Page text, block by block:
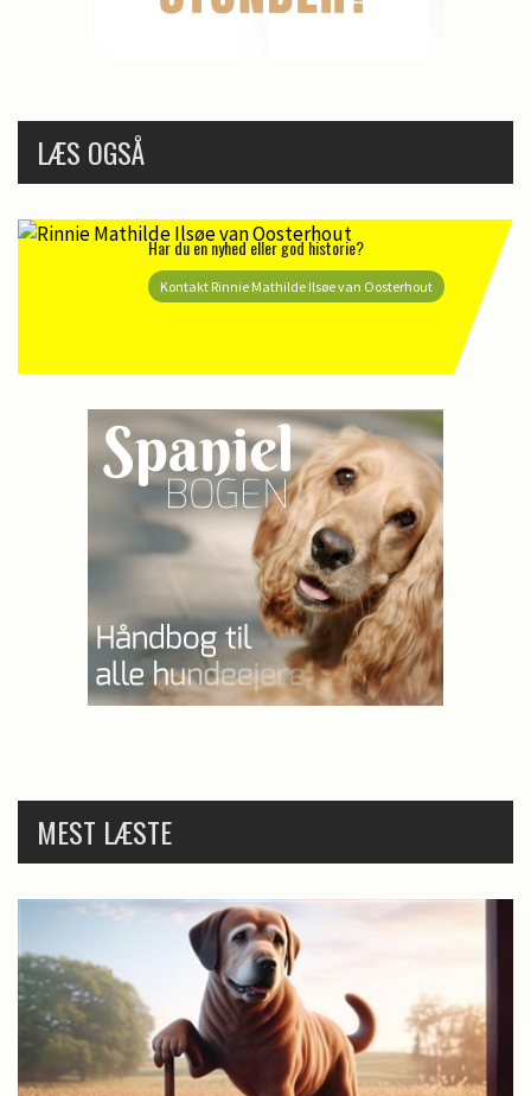
LÆS OGSÅ
Har du en nyhed eller god historie?
Kontakt Rinnie Mathilde Ilsøe van Oosterhout
MEST LÆSTE